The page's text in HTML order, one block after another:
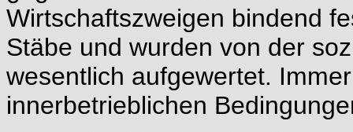
Wirtschaftszweigen bindend
Stäbe und wurden von der
wesentlich aufgewertet.
innerbetrieblichen